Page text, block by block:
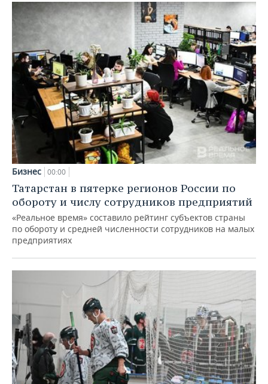
Бизнес 00:00
Татарстан в пятерке регионов России по
обороту и числу сотрудников предприятий
«Реальное время» составило рейтинг субъектов страны
по обороту и средней численности сотрудников на малых
предприятиях